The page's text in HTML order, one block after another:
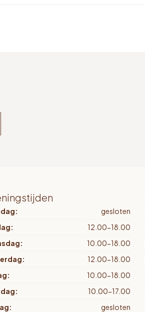
gesloten
12.00-18.00
10.00-18.00
12.00-18.00
10.00-18.00
10.00-17.00
gesloten